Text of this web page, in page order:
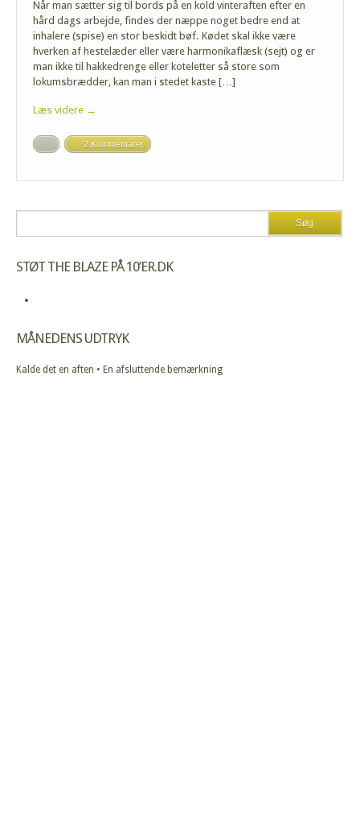
Når man sætter sig til bords på en kold vinteraften efter en
hård dags arbejde, findes der næppe noget bedre end at
inhalere (spise) en stor beskidt bøf. Kødet skal ikke være
hverken af hestelæder eller være harmonikaflæsk (sejt) og er
man ikke til hakkedrenge eller koteletter så store som
lokumsbrædder, kan man i stedet kaste […]
Læs videre →
2 Kommentarer
STØT THE BLAZE PÅ 10’ER.DK
MÅNEDENS UDTRYK
Kalde det en aften • En afsluttende bemærkning